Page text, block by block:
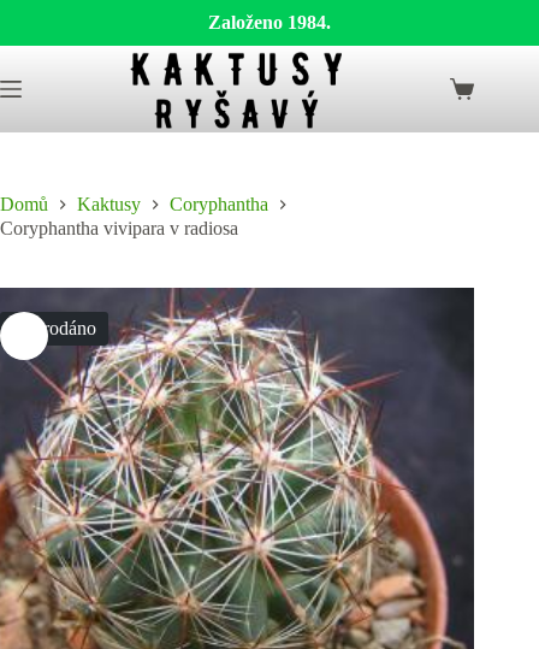
Založeno 1984.
to
content
Shopping
Domů Kaktusy
Coryphantha
Coryphantha vivipara v radiosa
Vyprodáno